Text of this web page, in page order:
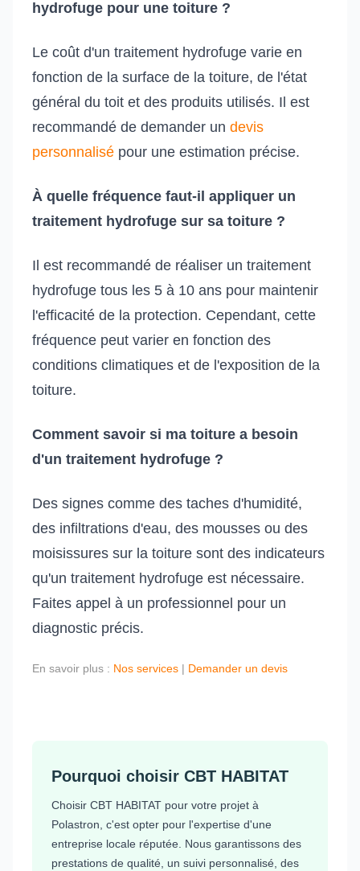
hydrofuge pour une toiture ?
Le coût d'un traitement hydrofuge varie en
fonction de la surface de la toiture, de l'état
général du toit et des produits utilisés. Il est
recommandé de demander un devis
personnalisé pour une estimation précise.
À quelle fréquence faut-il appliquer un
traitement hydrofuge sur sa toiture ?
Il est recommandé de réaliser un traitement
hydrofuge tous les 5 à 10 ans pour maintenir
l'efficacité de la protection. Cependant, cette
fréquence peut varier en fonction des
conditions climatiques et de l'exposition de la
toiture.
Comment savoir si ma toiture a besoin
d'un traitement hydrofuge ?
Des signes comme des taches d'humidité,
des infiltrations d'eau, des mousses ou des
moisissures sur la toiture sont des indicateurs
qu'un traitement hydrofuge est nécessaire.
Faites appel à un professionnel pour un
diagnostic précis.
En savoir plus : Nos services | Demander un devis
Pourquoi choisir CBT HABITAT
Choisir CBT HABITAT pour votre projet à
Polastron, c'est opter pour l'expertise d'une
entreprise locale réputée. Nous garantissons des
prestations de qualité, un suivi personnalisé, des